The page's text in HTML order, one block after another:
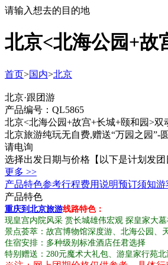
请输入想去的目的地
北京<北海公园+故
首页>国内>北京
北京·跟团游
产品编号：QL5865
北京<北海公园+故宫+长城+颐和园>双
北京旅游纯玩无自费,赠送“万园之园”-
请电询
选择出发日期与价格 【以下是计划发
更多 >>
产品特色参考行程费用说明预订须知游
产品特色
重庆到北京旅游线路特色：
现皇宫内院风采 赏长城雄伟宏观 探皇家大
景点荟萃：故宫博物馆深度游、北海公园、
住宿安排：多种级别标准酒店任君选择
特别赠送：280元魔术大礼包、游皇家行苑